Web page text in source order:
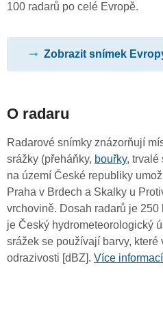
100 radarů po celé Evropě.
Zobrazit snímek
O radaru
Radarové snímky znázorňují
srážky (přeháňky, bouřky, trvalé
na území České republiky
Praha v Brdech a Skalky u
vrchovině. Dosah radarů je
je Český hydrometeorologický
srážek se používají barvy,
odrazivosti [dBZ]. Více informací